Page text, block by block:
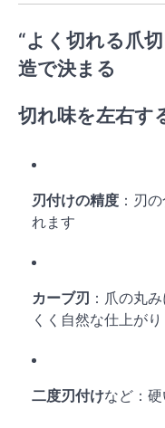
“よく切れる爪
造で決まる
切れ味を左右す
刃付けの精度 ：刃
れます
カーブ刃 ：爪の丸
くく自然な仕上がり
二度刃付けなど：